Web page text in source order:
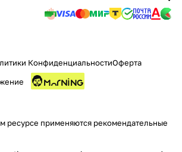
КонфиденциальностиОферта
ресурсе применяются рекомендательные